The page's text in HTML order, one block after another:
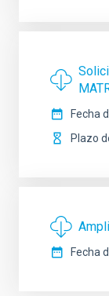
Fecha
Plazo
Fecha